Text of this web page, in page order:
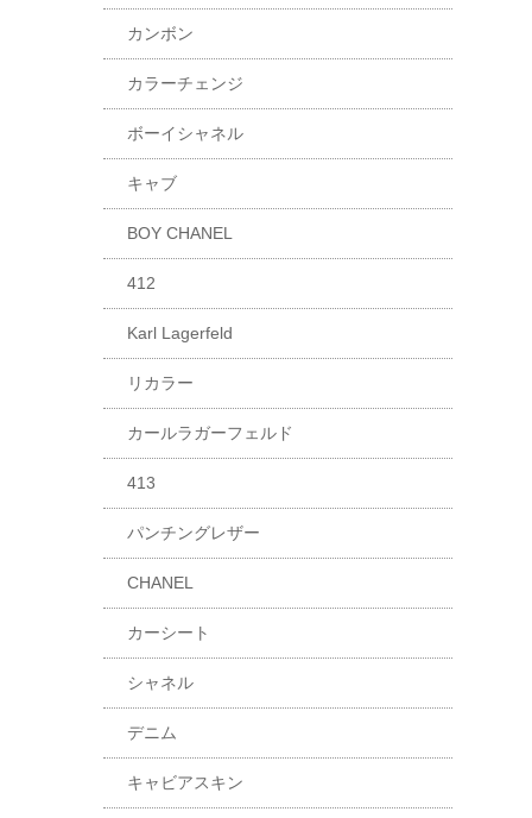
カンボン
カラーチェンジ
ボーイシャネル
キャブ
BOY CHANEL
412
Karl Lagerfeld
リカラー
カールラガーフェルド
413
パンチングレザー
CHANEL
カーシート
シャネル
デニム
キャビアスキン